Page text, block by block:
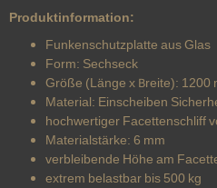
Produktinformation:
Funkenschutzplatte aus Glas
Form: Sechseck
Größe (Länge x Breite): 1200
Material: Einscheiben
hochwertiger Facettenschliff
Materialstärke: 6 mm
verbleibende Höhe am
extrem belastbar bis 500 kg